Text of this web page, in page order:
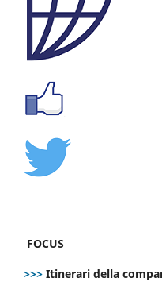
FOCUS
>>> Itinerari della